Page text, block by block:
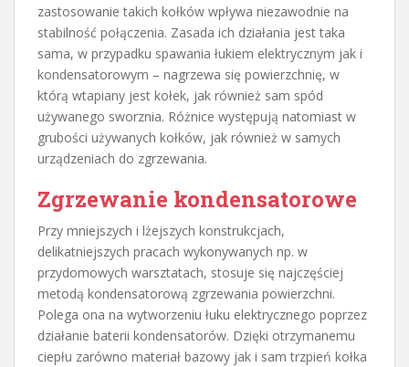
zastosowanie takich kołków wpływa niezawodnie na
stabilność połączenia. Zasada ich działania jest taka
sama, w przypadku spawania łukiem elektrycznym jak i
kondensatorowym – nagrzewa się powierzchnię, w
którą wtapiany jest kołek, jak również sam spód
używanego sworznia. Różnice występują natomiast w
grubości używanych kołków, jak również w samych
urządzeniach do zgrzewania.
Zgrzewanie kondensatorowe
Przy mniejszych i lżejszych konstrukcjach,
delikatniejszych pracach wykonywanych np. w
przydomowych warsztatach, stosuje się najczęściej
metodą kondensatorową zgrzewania powierzchni.
Polega ona na wytworzeniu łuku elektrycznego poprzez
działanie baterii kondensatorów. Dzięki otrzymanemu
ciepłu zarówno materiał bazowy jak i sam trzpień kołka